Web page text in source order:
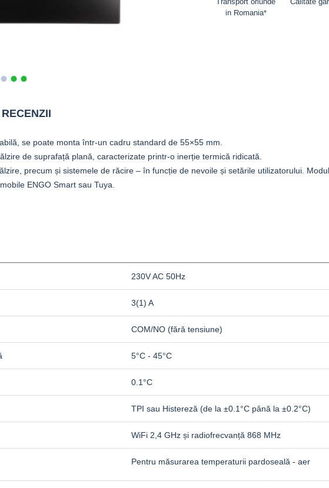
in Romania*
RECENZII
se poate monta într-un cadru standard de 55×55 mm.
de suprafață plană, caracterizate printr-o inerție termică ridicată.
precum și sistemele de răcire – în funcție de nevoile și setările utilizatorului.
ENGO Smart sau Tuya.
230V AC 50Hz
3(1) A
COM/NO (fără tensiune)
5°C - 45°C
0.1°C
TPI sau Histereză (de la ±0.1°C până la ±0.2°C)
WiFi 2,4 GHz și radiofrecvanță 868 MHz
Pentru măsurarea temperaturii pardoseală - aer